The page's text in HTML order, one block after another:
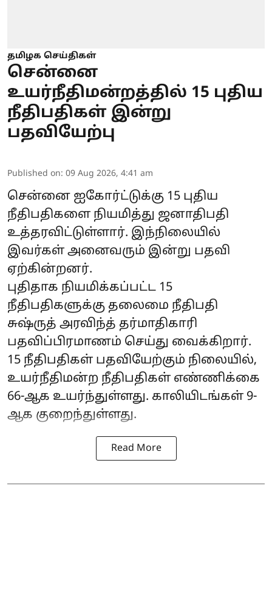
தமிழக செய்திகள்
சென்னை
உயர்நீதிமன்றத்தில் 15 புதிய
நீதிபதிகள் இன்று
பதவியேற்பு
Published on: 09 Aug 2026, 4:41 am
சென்னை ஐகோர்ட்டுக்கு 15 புதிய
நீதிபதிகளை நியமித்து ஜனாதிபதி
உத்தரவிட்டுள்ளார். இந்நிலையில்
இவர்கள் அனைவரும் இன்று பதவி
ஏற்கின்றனர்.
புதிதாக நியமிக்கப்பட்ட 15
நீதிபதிகளுக்கு தலைமை நீதிபதி
சுஷ்ருத் அரவிந்த் தர்மாதிகாரி
பதவிப்பிரமாணம் செய்து வைக்கிறார்.
15 நீதிபதிகள் பதவியேற்கும் நிலையில்,
உயர்நீதிமன்ற நீதிபதிகள் எண்ணிக்கை
66-ஆக உயர்ந்துள்ளது. காலியிடங்கள் 9-
ஆக குறைந்துள்ளது.
Read More